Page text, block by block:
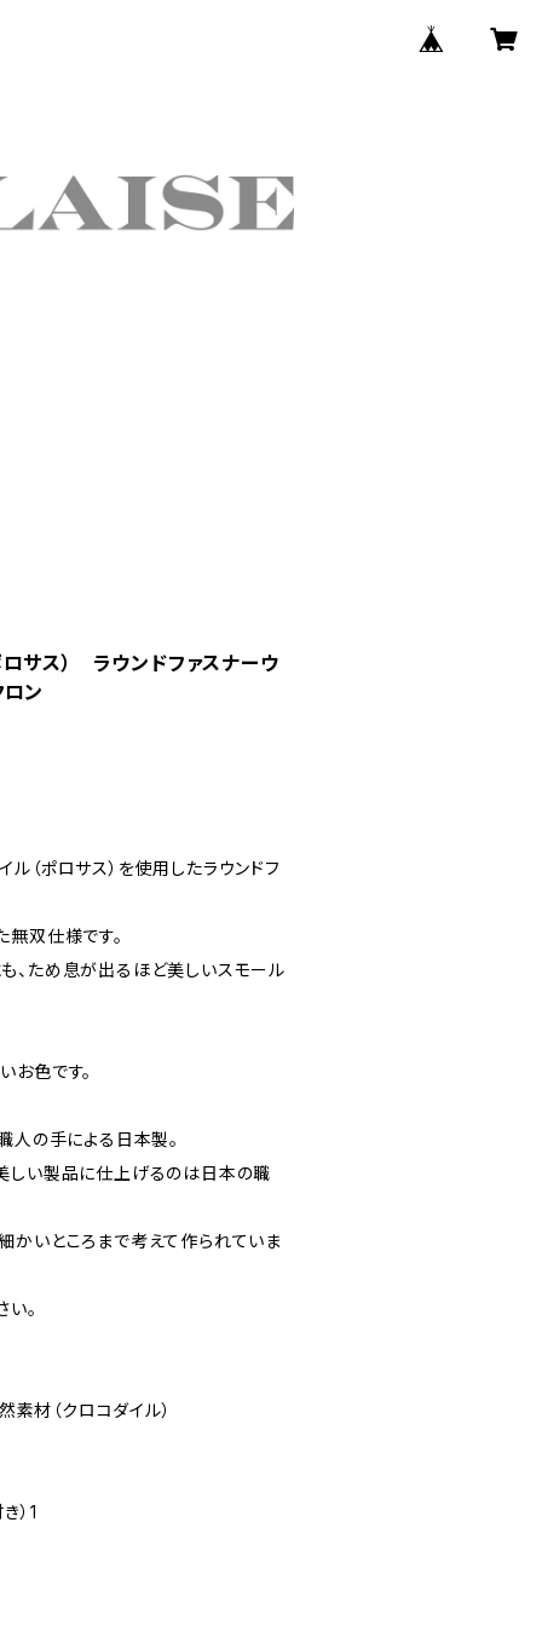
サス） ラウンドファスナーウ
ン
（ポロサス）を使用したラウンドフ
双仕様です。
、ため息が出るほど美しいスモール
お色です。
人の手による日本製。
しい製品に仕上げるのは日本の職
かいところまで考えて作られていま
。
材（クロコダイル）
）1